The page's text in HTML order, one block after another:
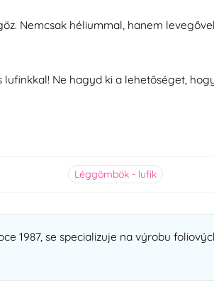
Nemcsak héliummal, hanem
Ne hagyd ki a lehetőséget,
Léggömbök - lufik
1987, se specializuje na výrobu